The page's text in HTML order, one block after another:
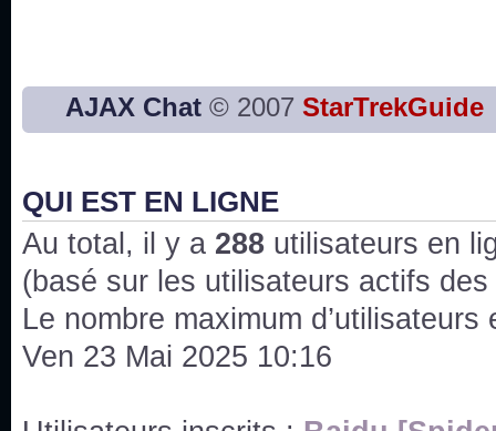
Bon, 2020, ça n'a pas trop marché. JE vous
issus des saisons 6; 7 et 8 !
Bonne année 2020 !
Bonne année 2019 !
Joyeux Noël !
Bonne année tout le monde !
AJAX Chat © 2007 StarTrekGuide
QUI EST EN LIGNE
Au total, il y a 288 utilisateurs en
(basé sur les utilisateurs actifs
Le nombre maximum
Ven 23 Mai 2025 10:16